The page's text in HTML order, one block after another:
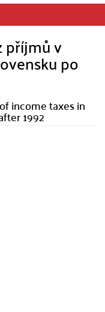
příjmů v
po
income taxes in
1992